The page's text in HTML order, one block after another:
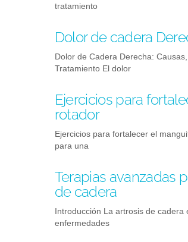
tratamiento
Dolor de cadera
Dolor de Cadera Derecha:
Tratamiento El dolor
Ejercicios para
rotador
Ejercicios para fortalecer el
para una
Terapias avanzadas
de cadera
Introducción La artrosis de cadera
enfermedades